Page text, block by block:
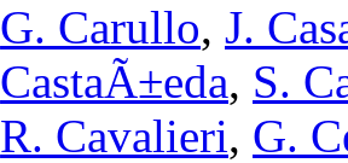
G. Carullo, J.
CastaÃ±eda, S.
R. Cavalieri, G.